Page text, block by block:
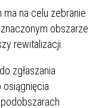
na celu zebranie
obszarze
rewitalizacji.
zgłaszania